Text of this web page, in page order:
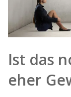
Ist das
eher